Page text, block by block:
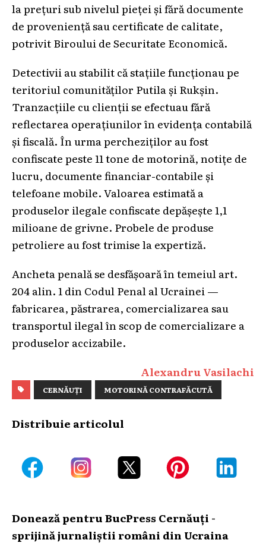
la prețuri sub nivelul pieței și fără documente
de proveniență sau certificate de calitate,
potrivit Biroului de Securitate Economică.
Detectivii au stabilit că stațiile funcționau pe
teritoriul comunităților Putila și Rukșin.
Tranzacțiile cu clienții se efectuau fără
reflectarea operațiunilor în evidența contabilă
și fiscală. În urma percheziților au fost
confiscate peste 11 tone de motorină, notițe de
lucru, documente financiar-contabile și
telefoane mobile. Valoarea estimată a
produselor ilegale confiscate depășește 1,1
milioane de grivne. Probele de produse
petroliere au fost trimise la expertiză.
Ancheta penală se desfășoară în temeiul art.
204 alin. 1 din Codul Penal al Ucrainei —
fabricarea, păstrarea, comercializarea sau
transportul ilegal în scop de comercializare a
produselor accizabile.
Alexandru Vasilachi
CERNĂUȚI MOTORINĂ CONTRAFĂCUTĂ
Distribuie articolul
Donează pentru BucPress Cernăuți -
sprijină jurnaliștii români din Ucraina